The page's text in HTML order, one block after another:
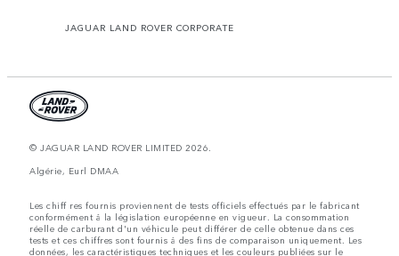
JAGUAR LAND ROVER CORPORATE
© JAGUAR LAND ROVER LIMITED 2026.
Algérie, Eurl DMAA
Les chiff res fournis proviennent de tests officiels effectués par le fabricant
conformément å la législation européenne en vigueur. La consommation
réelle de carburant d'un véhicule peut différer de celle obtenue dans ces
tests et ces chiffres sont fournis å des fins de comparaison uniquement. Les
données, les caractéristiques techniques et les couleurs publiées sur le